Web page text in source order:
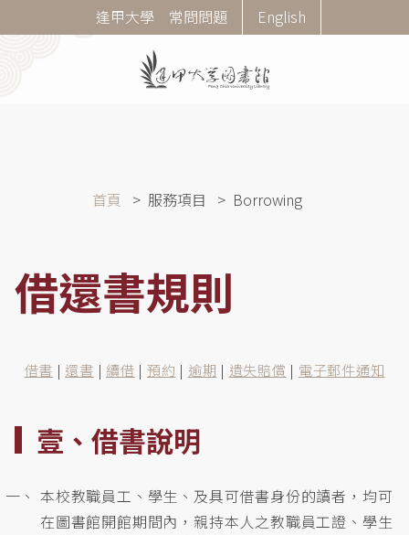
至
Corner
Menu
逢甲大學 常問問題 English
首頁 服務項目 Borrowing
借還書規則
借書 | 還書 | 續借 | 預約 | 逾期 | 遺失賠償 | 電子郵件通知
壹、借書說明
本校教職員工、學生、及具可借書身份的讀者，均可
在圖書館開館期間內，親持本人之教職員工證、學生